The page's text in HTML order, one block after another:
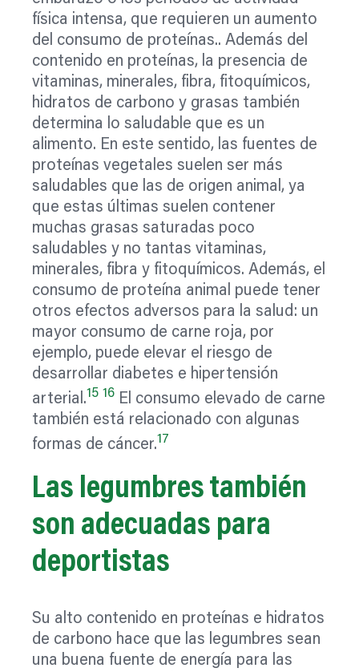
física intensa, que requieren un aumento
del consumo de proteínas.. Además del
contenido en proteínas, la presencia de
vitaminas, minerales, fibra, fitoquímicos,
hidratos de carbono y grasas también
determina lo saludable que es un
alimento. En este sentido, las fuentes de
proteínas vegetales suelen ser más
saludables que las de origen animal, ya
que estas últimas suelen contener
muchas grasas saturadas poco
saludables y no tantas vitaminas,
minerales, fibra y fitoquímicos. Además, el
consumo de proteína animal puede tener
otros efectos adversos para la salud: un
mayor consumo de carne roja, por
ejemplo, puede elevar el riesgo de
desarrollar diabetes e hipertensión
arterial.15 16 El consumo elevado de carne
también está relacionado con algunas
formas de cáncer.17
Las legumbres también
son adecuadas para
deportistas
Su alto contenido en proteínas e hidratos
de carbono hace que las legumbres sean
una buena fuente de energía para las